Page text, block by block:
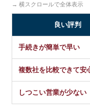
→ 横スクロールで全体表示
良い評判
手続きが簡単で早い
複数社を比較できて安
しつこい営業が少ない